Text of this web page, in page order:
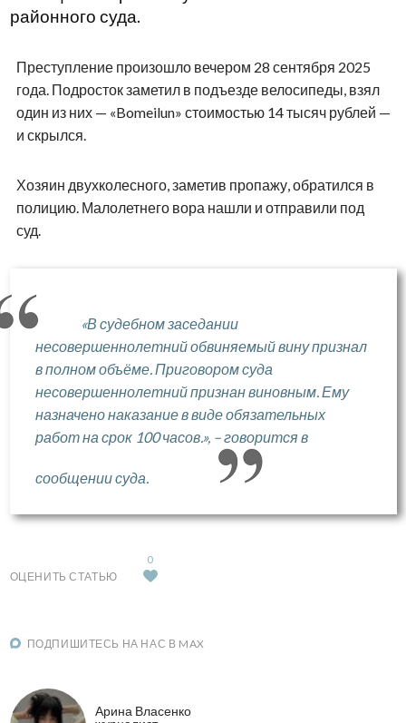
районного суда.
Преступление произошло вечером 28 сентября 2025
года. Подросток заметил в подъезде велосипеды, взял
один из них — «Bomeilun» стоимостью 14 тысяч рублей —
и скрылся.
Хозяин двухколесного, заметив пропажу, обратился в
полицию. Малолетнего вора нашли и отправили под
суд.
«В судебном заседании
несовершеннолетний обвиняемый вину признал
в полном объёме. Приговором суда
несовершеннолетний признан виновным. Ему
назначено наказание в виде обязательных
работ на срок 100 часов.», – говорится в
сообщении суда.
ОЦЕНИТЬ СТАТЬЮ
0
ПОДПИШИТЕСЬ НА НАС В MAX
Арина Власенко